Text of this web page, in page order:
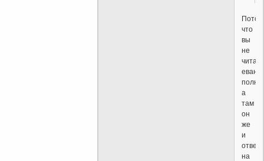
что
вы
не
а
там
он
же
и
на